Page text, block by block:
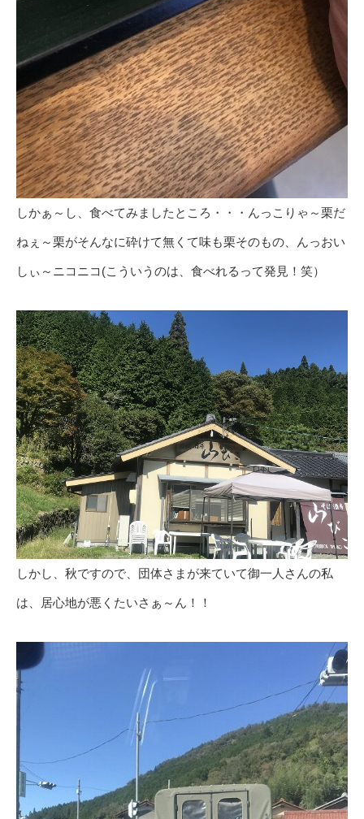
しかぁ～し、食べてみましたところ・・・んっこりゃ～栗だ
ねぇ～栗がそんなに砕けて無くて味も栗そのもの、んっおい
しぃ～ニコニコ(こういうのは、食べれるって発見！笑）
しかし、秋ですので、団体さまが来ていて御一人さんの私
は、居心地が悪くたいさぁ～ん！！